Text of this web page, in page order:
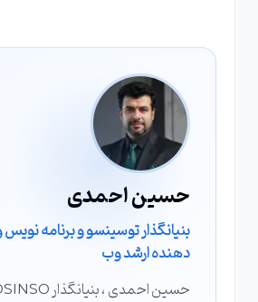
حسین احمدی
بنیانگذار توسینسو و برنامه
دهنده ارشد وب